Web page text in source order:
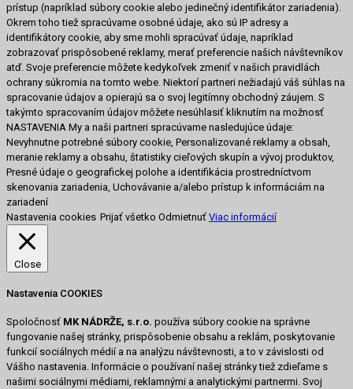
prístup (napríklad súbory cookie alebo jedinečný identifikátor zariadenia).
Okrem toho tiež spracúvame osobné údaje, ako sú IP adresy a
identifikátory cookie, aby sme mohli spracúvať údaje, napríklad
zobrazovať prispôsobené reklamy, merať preferencie našich návštevníkov
atď. Svoje preferencie môžete kedykoľvek zmeniť v našich pravidlách
ochrany súkromia na tomto webe. Niektorí partneri nežiadajú váš súhlas na
spracovanie údajov a opierajú sa o svoj legitímny obchodný záujem. S
takýmto spracovaním údajov môžete nesúhlasiť kliknutím na možnosť
NASTAVENIA My a naši partneri spracúvame nasledujúce údaje:
Nevyhnutne potrebné súbory cookie, Personalizované reklamy a obsah,
meranie reklamy a obsahu, štatistiky cieľových skupín a vývoj produktov,
Presné údaje o geografickej polohe a identifikácia prostredníctvom
skenovania zariadenia, Uchovávanie a/alebo prístup k informáciám na
zariadení
Nastavenia cookies Prijať všetko Odmietnuť Viac informácií
Close
Nastavenia COOKIES
Spoločnosť MK NÁDRŽE, s.r.o. používa súbory cookie na správne
fungovanie našej stránky, prispôsobenie obsahu a reklám, poskytovanie
funkcií sociálnych médií a na analýzu návštevnosti, a to v závislosti od
Vášho nastavenia. Informácie o používaní našej stránky tiež zdieľame s
našimi sociálnymi médiami, reklamnými a analytickými partnermi. Svoj